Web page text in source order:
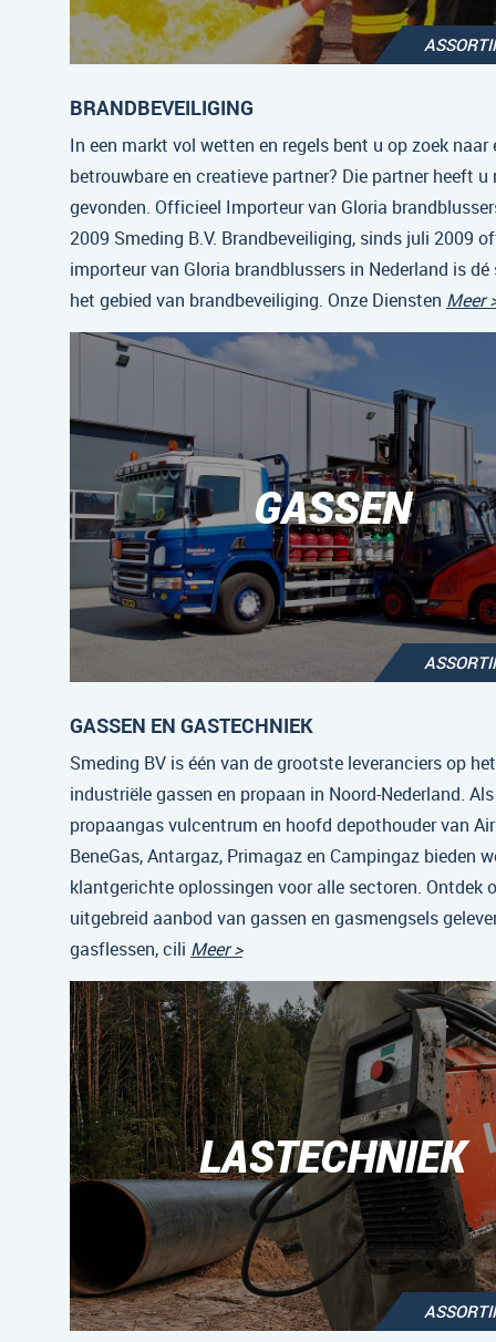
BRANDBEVEILIGING
In een markt vol wetten en regels bent u op zoek naar
betrouwbare en creatieve partner? Die partner heeft u
gevonden. Officieel Importeur van Gloria
2009 Smeding B.V. Brandbeveiliging, sinds juli 2009
importeur van Gloria brandblussers in Nederland is
het gebied van brandbeveiliging. Onze Diensten Meer
GASSEN
GASSEN EN GASTECHNIEK
Smeding BV is één van de grootste leveranciers op
industriële gassen en propaan in Noord-Nederland.
propaangas vulcentrum en hoofd depothouder van
BeneGas, Antargaz, Primagaz en Campingaz bieden
klantgerichte oplossingen voor alle sectoren. Ontdek
uitgebreid aanbod van gassen en gasmengsels
gasflessen, cili Meer >
LASTECHNIEK